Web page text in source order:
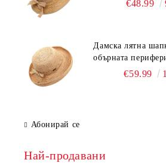
€48.99
Дамска лятна
обърната
Fratelli Mazzanti |
€59.99
Абонирай се
Най-продавани